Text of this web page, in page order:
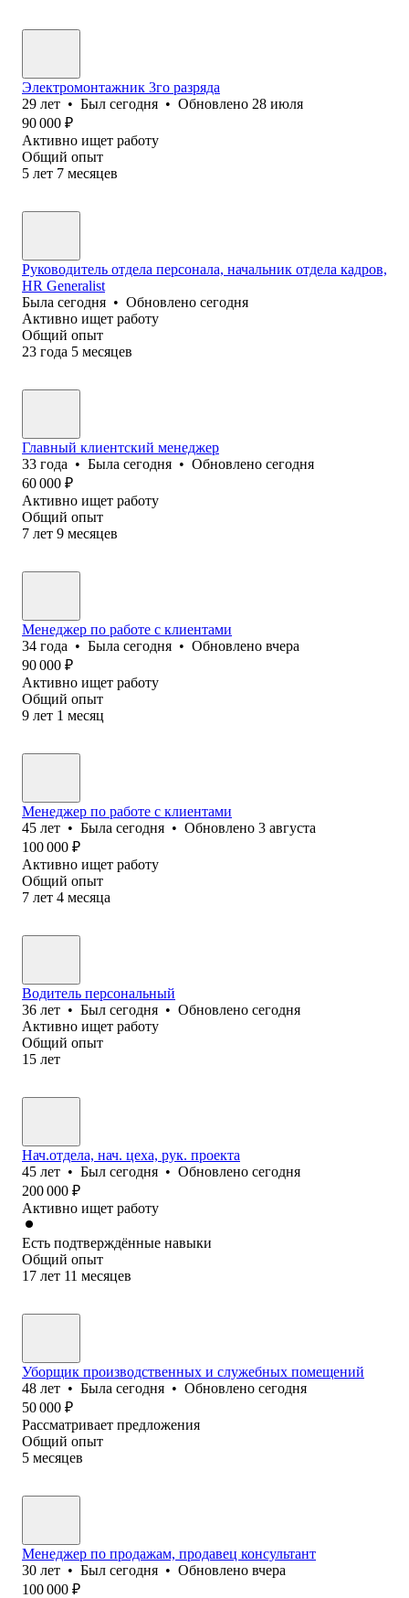
Электромонтажник 3го разряда
29 лет • Был сегодня • Обновлено 28 июля
90 000 ₽
Активно ищет работу
Общий опыт
5 лет 7 месяцев
Руководитель отдела персонала, начальник отдела кадров,
HR Generalist
Была сегодня • Обновлено сегодня
Активно ищет работу
Общий опыт
23 года 5 месяцев
Главный клиентский менеджер
33 года • Была сегодня • Обновлено сегодня
60 000 ₽
Активно ищет работу
Общий опыт
7 лет 9 месяцев
Менеджер по работе с клиентами
34 года • Была сегодня • Обновлено вчера
90 000 ₽
Активно ищет работу
Общий опыт
9 лет 1 месяц
Менеджер по работе с клиентами
45 лет • Была сегодня • Обновлено 3 августа
100 000 ₽
Активно ищет работу
Общий опыт
7 лет 4 месяца
Водитель персональный
36 лет • Был сегодня • Обновлено сегодня
Активно ищет работу
Общий опыт
15 лет
Нач.отдела, нач. цеха, рук. проекта
45 лет • Был сегодня • Обновлено сегодня
200 000 ₽
Активно ищет работу
Есть подтверждённые навыки
Общий опыт
17 лет 11 месяцев
Уборщик производственных и служебных помещений
48 лет • Была сегодня • Обновлено сегодня
50 000 ₽
Рассматривает предложения
Общий опыт
5 месяцев
Менеджер по продажам, продавец консультант
30 лет • Был сегодня • Обновлено вчера
100 000 ₽